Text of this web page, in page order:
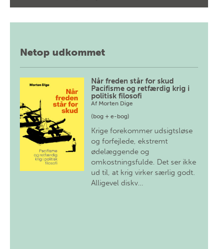
Netop udkommet
Når freden står for skud
Pacifisme og retfærdig krig i
politisk filosofi
Af Morten Dige
(bog + e-bog)
Krige forekommer udsigtsløse
og forfejlede, ekstremt
ødelæggende og
omkostningsfulde. Det ser ikke
ud til, at krig virker særlig godt.
Alligevel diskv…